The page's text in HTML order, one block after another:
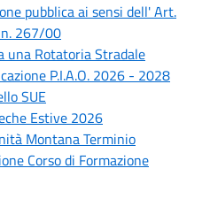
pubblica ai sensi dell' Art.
n. 267/00
una Rotatoria Stradale
P.I.A.O. 2026 - 2028
SUE
Estive 2026
Montana Terminio
Corso di Formazione